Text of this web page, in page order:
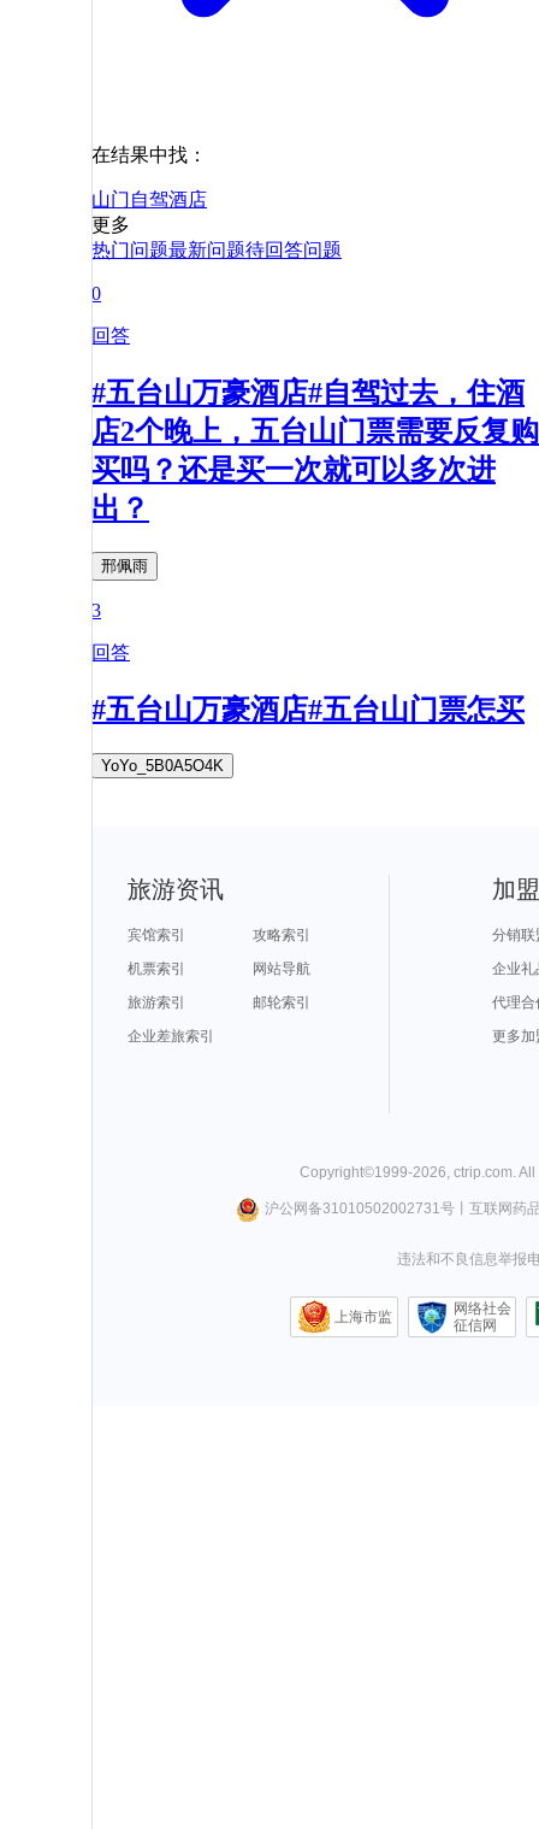
在结果中找：
山门 自驾酒店
更多
热门问题最新问题待回答问题
0
回答
#五台山万豪酒店#自驾过去，住酒
店2个晚上，五台山门票需要反复购
买吗？还是买一次就可以多次进
出？
邢佩雨
3
回答
#五台山万豪酒店#五台山门票怎买
YoYo_5B0A5O4K
旅游资讯
宾馆索引
攻略索引
机票索引
网站导航
旅游索引
邮轮索引
企业差旅索引
加
分销联
企业礼
代理合
更多加
Copyright©1999-2026 ctrip.com .
沪公网备31010502002731号丨 互联网药
违法和不良信息举报
上海市监
网络社会
征信网